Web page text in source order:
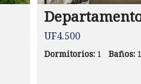
UF4.500
Dormitorios:1 Baños:1